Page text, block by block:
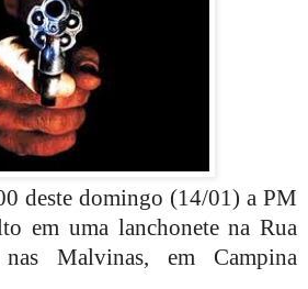
deste domingo (14/01) a PM
em uma lanchonete na Rua
nas Malvinas, em Campina